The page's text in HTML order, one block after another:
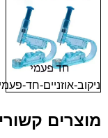
ניקוב-אוזניים-חד-
מוצרים